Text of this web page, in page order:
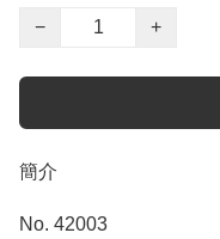
−
+
簡介
No. 42003